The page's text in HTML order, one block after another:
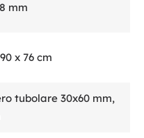
mm
x 76 cm
tubolare 30x60 mm,